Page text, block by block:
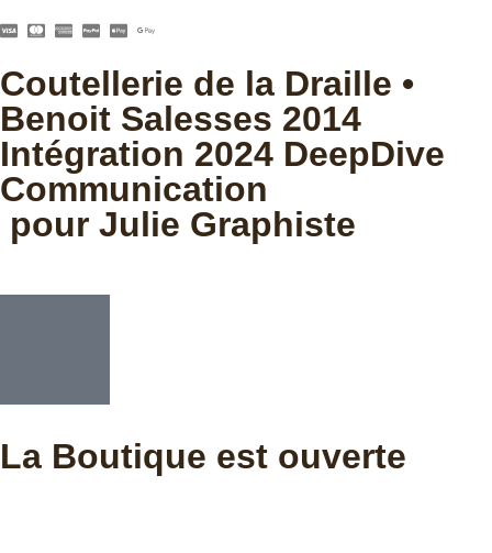
Coutellerie de la Draille •
Benoit Salesses 2014
Intégration 2024 DeepDive
Communication
pour Julie Graphiste
La Boutique est ouverte